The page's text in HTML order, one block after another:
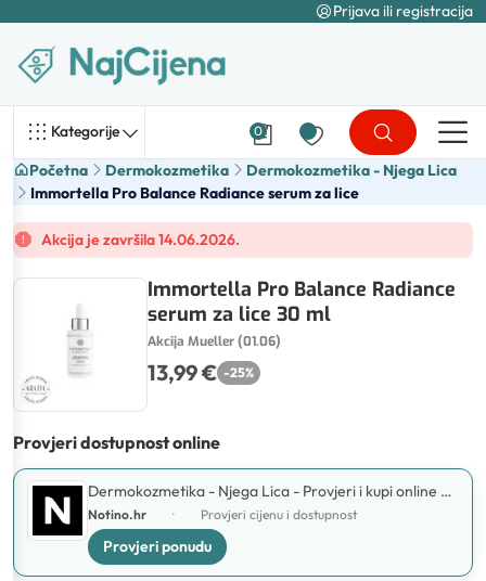
Prijava ili registracija
Kategorije 0
Početna Dermokozmetika
Dermokozmetika - Njega Lica
Immortella Pro Balance Radiance serum za lice
Akcija je završila 14.06.2026.
Immortella Pro Balance Radiance
serum za lice 30 ml
Akcija Mueller (01.06)
13,99 € -25%
Provjeri dostupnost online
Dermokozmetika - Njega Lica - Provjeri i kupi online na
Notino.hr
Notino.hr · Provjeri cijenu i dostupnost
Provjeri ponudu